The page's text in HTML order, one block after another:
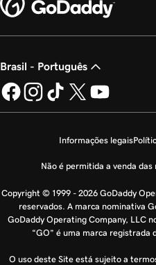
Brasil - Português
Informações legais
Não é permitida a venda
Copyright © 1999 - 2026 GoDaddy
reservados. A marca nominativa
GoDaddy Operating Company, LLC
“GO” é uma marca registrada
O uso deste Site está sujeito a